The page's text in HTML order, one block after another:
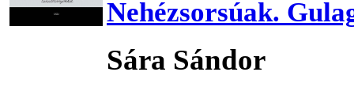
Nehézsorsúak.
Sára Sándor